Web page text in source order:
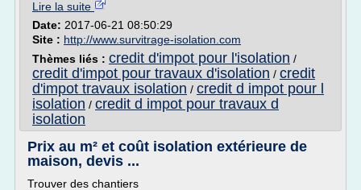
Lire la suite
Date: 2017-06-21 08:50:29
Site : http://www.survitrage-isolation.com
Thèmes liés : credit d'impot pour l'isolation /
credit d'impot pour travaux d'isolation / credit
d'impot travaux isolation / credit d impot pour l
isolation / credit d impot pour travaux d
isolation
Prix au m² et coût isolation extérieure de
maison, devis ...
Trouver des chantiers